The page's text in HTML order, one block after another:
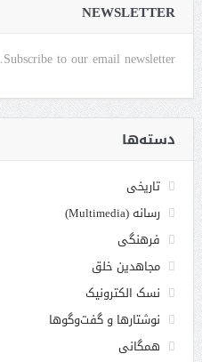
NEWSLETTER
Subscribe to our email newsletter.
دسته‌ها
تاریخی
رسانه (Multimedia)
فرهنگی
مجاهدین خلق
نسک الکترونیک
نوشتارها و گفت‌وگوها
همگانی